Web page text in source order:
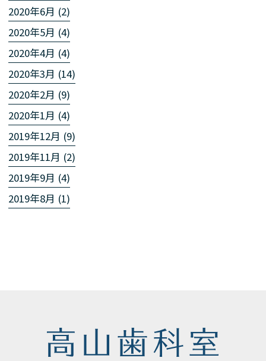
2020年6月 (2)
2020年5月 (4)
2020年4月 (4)
2020年3月 (14)
2020年2月 (9)
2020年1月 (4)
2019年12月 (9)
2019年11月 (2)
2019年9月 (4)
2019年8月 (1)